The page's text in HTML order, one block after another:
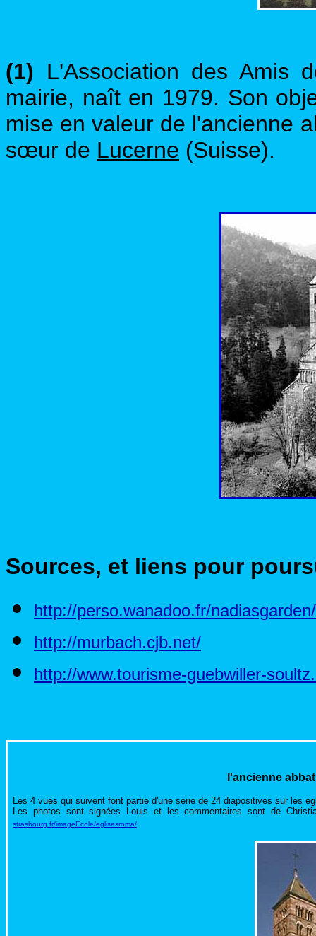
(1) L'Association des Amis
mairie, naît en 1979. Son
mise en valeur de l'ancienne
sœur de Lucerne (Suisse).
Sources, et liens pour
http://perso.wanadoo.fr/
http://murbach.cjb.net/
http://www.tourisme-guebwiller-
l'ancienne
Les 4 vues qui suivent font partie d'une série de 24 diapositives sur les
Les photos sont signées Louis et les commentaires sont de
strasbourg.fr/imageEcole/eglisesroma/